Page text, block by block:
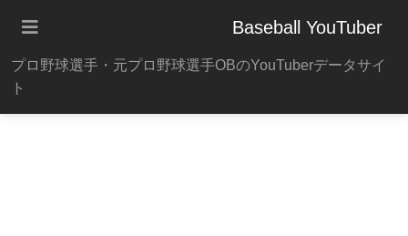
Baseball YouTuber
プロ野球選手・元プロ野球選手OBのYouTuberデータサイ
ト